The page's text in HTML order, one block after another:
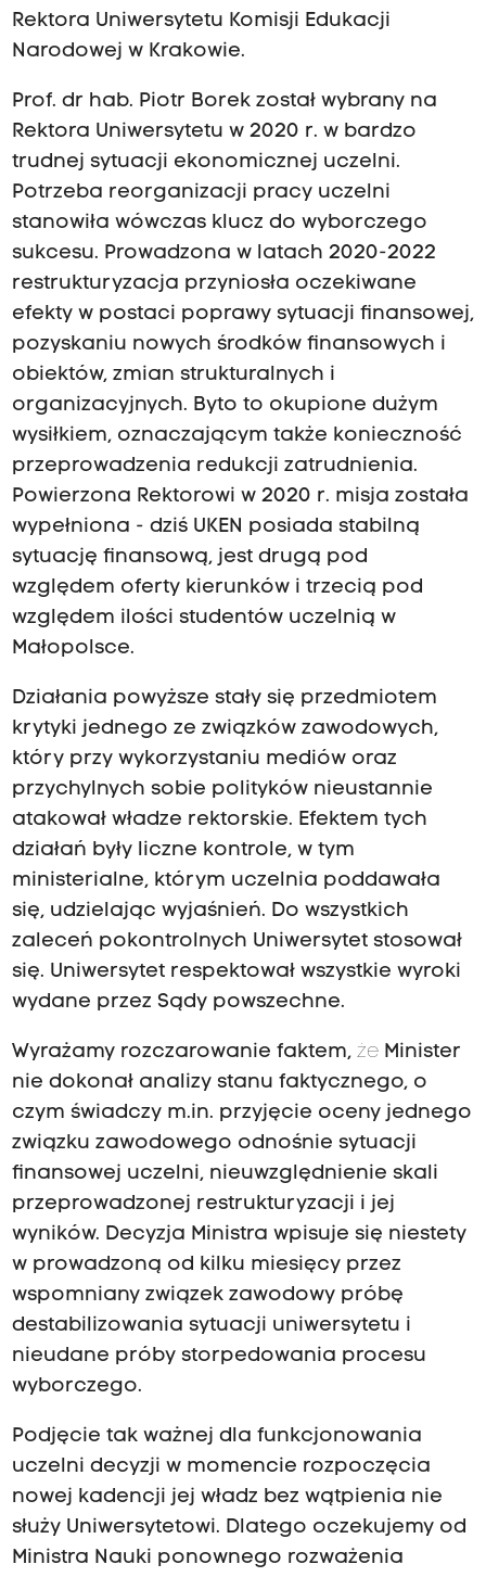
Rektora Uniwersytetu Komisji Edukacji
Narodowej w Krakowie.
Prof. dr hab. Piotr Borek został wybrany na
Rektora Uniwersytetu w 2020 r. w bardzo
trudnej sytuacji ekonomicznej uczelni.
Potrzeba reorganizacji pracy uczelni
stanowiła wówczas klucz do wyborczego
sukcesu. Prowadzona w latach 2020-2022
restrukturyzacja przyniosła oczekiwane
efekty w postaci poprawy sytuacji finansowej,
pozyskaniu nowych środków finansowych i
obiektów, zmian strukturalnych i
organizacyjnych. Byto to okupione dużym
wysiłkiem, oznaczającym także konieczność
przeprowadzenia redukcji zatrudnienia.
Powierzona Rektorowi w 2020 r. misja została
wypełniona - dziś UKEN posiada stabilną
sytuację finansową, jest drugą pod
względem oferty kierunków i trzecią pod
względem ilości studentów uczelnią w
Małopolsce.
Działania powyższe stały się przedmiotem
krytyki jednego ze związków zawodowych,
który przy wykorzystaniu mediów oraz
przychylnych sobie polityków nieustannie
atakował władze rektorskie. Efektem tych
działań były liczne kontrole, w tym
ministerialne, którym uczelnia poddawała
się, udzielając wyjaśnień. Do wszystkich
zaleceń pokontrolnych Uniwersytet stosował
się. Uniwersytet respektował wszystkie wyroki
wydane przez Sądy powszechne.
Wyrażamy rozczarowanie faktem, że Minister
nie dokonał analizy stanu faktycznego, o
czym świadczy m.in. przyjęcie oceny jednego
związku zawodowego odnośnie sytuacji
finansowej uczelni, nieuwzględnienie skali
przeprowadzonej restrukturyzacji i jej
wyników. Decyzja Ministra wpisuje się niestety
w prowadzoną od kilku miesięcy przez
wspomniany związek zawodowy próbę
destabilizowania sytuacji uniwersytetu i
nieudane próby storpedowania procesu
wyborczego.
Podjęcie tak ważnej dla funkcjonowania
uczelni decyzji w momencie rozpoczęcia
nowej kadencji jej władz bez wątpienia nie
służy Uniwersytetowi. Dlatego oczekujemy od
Ministra Nauki ponownego rozważenia